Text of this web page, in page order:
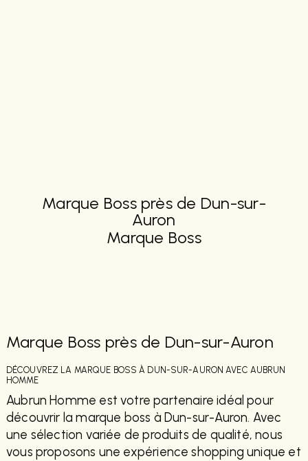
Marque Boss près de Dun-sur-
Auron
Marque Boss
Marque Boss près de Dun-sur-Auron
DÉCOUVREZ LA MARQUE BOSS À DUN-SUR-AURON AVEC AUBRUN
HOMME
Aubrun Homme est votre partenaire idéal pour
découvrir la marque boss à Dun-sur-Auron. Avec
une sélection variée de produits de qualité, nous
vous proposons une expérience shopping unique et